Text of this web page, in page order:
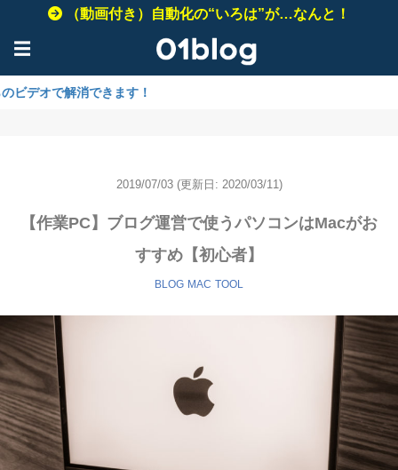
（動画付き）自動化の“いろは”が…なんと！
☰
できます！
2019/07/03 (更新日: 2020/03/11)
【作業PC】ブログ運営で使うパソコンはMacがお
すすめ【初心者】
BLOG MAC TOOL